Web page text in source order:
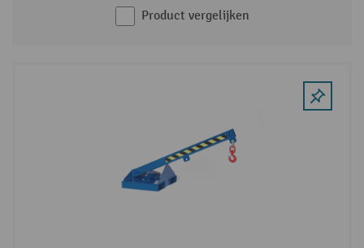
Product vergelijken